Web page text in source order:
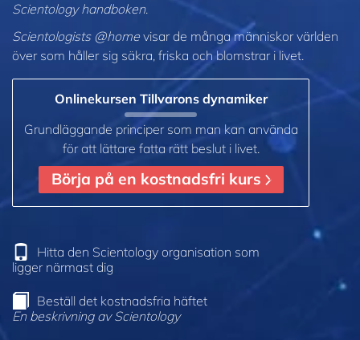
Scientology handboken.
Scientologists @homevisar de många människor världen
över som håller sig säkra, friska och blomstrar i livet.
Onlinekursen Tillvarons dynamiker
Grundläggande principer som man kan använda
för att lättare fatta rätt beslut i livet.
Börja på en kostnadsfri kurs
Hitta den Scientology organisation som
ligger närmast dig
Beställ det kostnadsfria häftet
En beskrivning av Scientology